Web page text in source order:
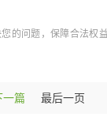
的问题，保障合法权
一篇 最后一页